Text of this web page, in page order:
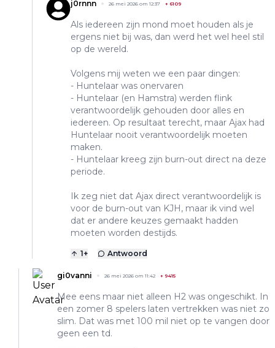
j0rnnn 26 mei 2026 om 12:37 + 6109
Als iedereen zijn mond moet houden als je
ergens niet bij was, dan werd het wel heel stil
op de wereld.
Volgens mij weten we een paar dingen:
- Huntelaar was onervaren
- Huntelaar (en Hamstra) werden flink
verantwoordelijk gehouden door alles en
iedereen. Op resultaat terecht, maar Ajax had
Huntelaar nooit verantwoordelijk moeten
maken.
- Huntelaar kreeg zijn burn-out direct na deze
periode.
Ik zeg niet dat Ajax direct verantwoordelijk is
voor de burn-out van KJH, maar ik vind wel
dat er andere keuzes gemaakt hadden
moeten worden destijds.
1+ Antwoord
gi0vanni 26 mei 2026 om 11:42 + 9415
Mee eens maar niet alleen H2 was ongeschikt. In
een zomer 8 spelers laten vertrekken was niet zo
slim. Dat was met 100 mil niet op te vangen door
geen een td.